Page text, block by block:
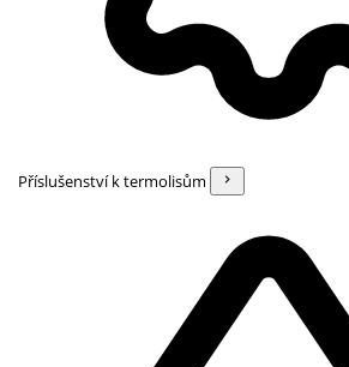
Příslušenství k termolisům